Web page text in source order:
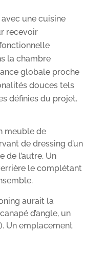
une cuisine
recevoir
la chambre
globale proche
douces tels
définies du projet.
meuble de
de dressing d’un
de l’autre. Un
le complétant
aurait la
d’angle, un
Un emplacement